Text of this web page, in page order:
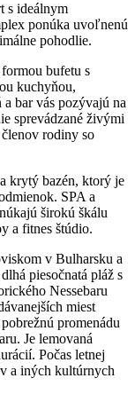
s ideálnym
ponúka uvoľnenú
pohodlie.
bufetu s
kuchyňou,
bar vás pozývajú na
sprevádzané živými
rodiny so
krytý bazén, ktorý je
SPA a
širokú škálu
a fitnes štúdio.
v Bulharsku a
piesočnatá pláž s
Nessebaru
miest
promenádu
Je lemovaná
Počas letnej
a iných kultúrnych